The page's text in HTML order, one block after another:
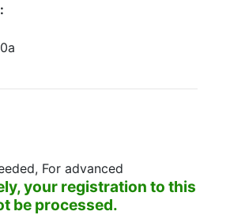
For advanced
your registration to this
be processed.